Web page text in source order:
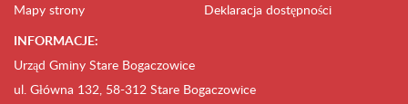
Mapy strony
Deklaracja dostępności
INFORMACJE:
Urząd Gminy Stare Bogaczowice
ul. Główna 132, 58-312 Stare Bogaczowice